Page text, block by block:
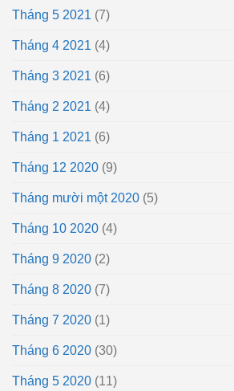
Tháng 5 2021 (7)
Tháng 4 2021 (4)
Tháng 3 2021 (6)
Tháng 2 2021 (4)
Tháng 1 2021 (6)
Tháng 12 2020 (9)
Tháng mười một 2020 (5)
Tháng 10 2020 (4)
Tháng 9 2020 (2)
Tháng 8 2020 (7)
Tháng 7 2020 (1)
Tháng 6 2020 (30)
Tháng 5 2020 (11)